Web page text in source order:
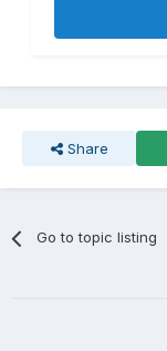
Share
Go to topic listing